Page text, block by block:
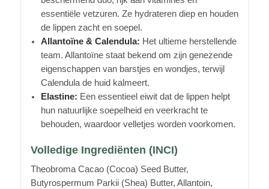
essentiële vetzuren. Ze hydrateren diep en houden
de lippen zacht en soepel.
Allantoïne & Calendula: Het ultieme herstellende
team. Allantoïne staat bekend om zijn genezende
eigenschappen van barstjes en wondjes, terwijl
Calendula de huid kalmeert.
Elastine: Een essentieel eiwit dat de lippen helpt
hun natuurlijke soepelheid en veerkracht te
behouden, waardoor velletjes worden voorkomen.
Volledige Ingrediënten (INCI)
Theobroma Cacao (Cocoa) Seed Butter,
Butyrospermum Parkii (Shea) Butter, Allantoin,